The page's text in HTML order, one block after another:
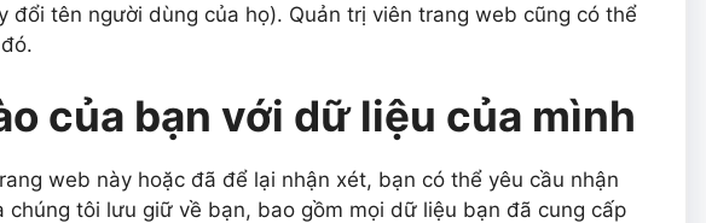
đổi tên người dùng của họ). Quản trị viên trang web cũng có thể
của bạn với dữ liệu của mình
web này hoặc đã để lại nhận xét, bạn có thể yêu cầu nhận
chúng tôi lưu giữ về bạn, bao gồm mọi dữ liệu bạn đã cung cấp